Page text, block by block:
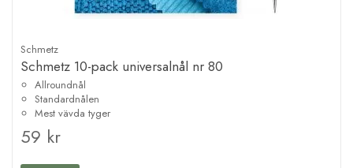
Schmetz
Schmetz 10-pack universalnål nr 80
Allroundnål
Standardnålen
Mest vävda tyger
59 kr